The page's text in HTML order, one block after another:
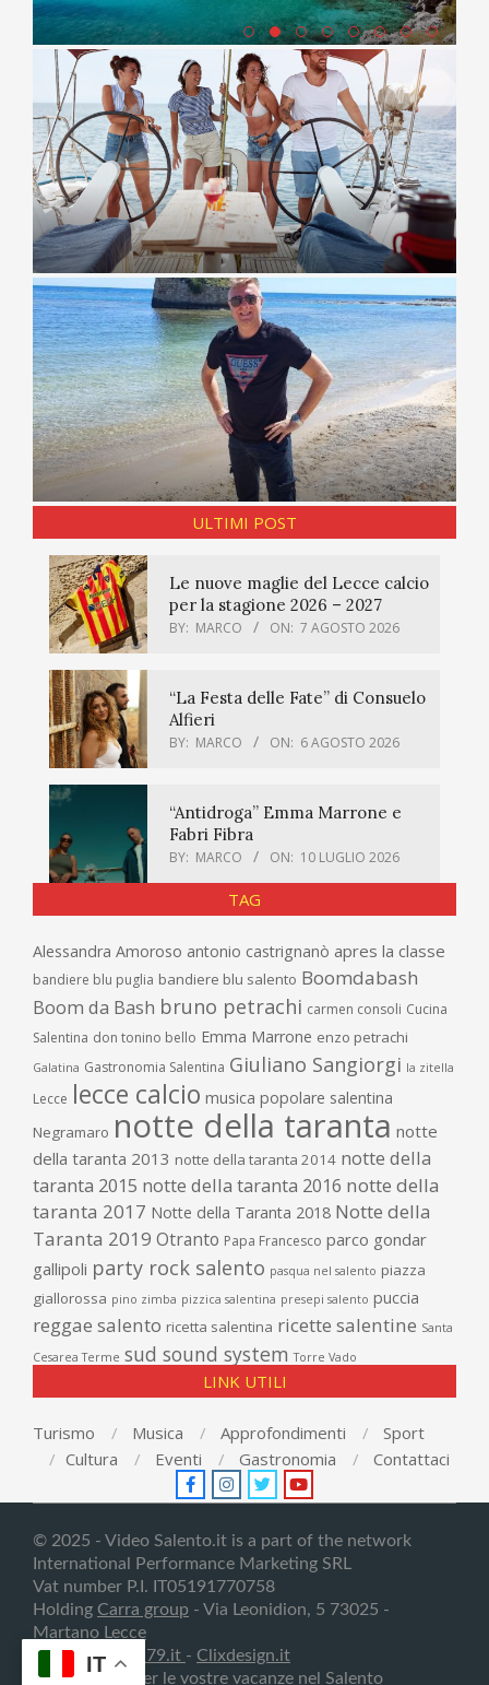
ULTIMI POST
Le nuove maglie del Lecce calcio
per la stagione 2026 – 2027
BY: MARCO ON: 7 AGOSTO 2026
“La Festa delle Fate” di Consuelo
Alfieri
BY: MARCO ON: 6 AGOSTO 2026
“Antidroga” Emma Marrone e
Fabri Fibra
BY: MARCO ON: 10 LUGLIO 2026
TAG
Alessandra Amoroso antonio castrignanò apres la classe
bandiere blu puglia bandiere blu salento Boomdabash
Boom da Bash bruno petrachi carmen consoli Cucina
Salentina don tonino bello Emma Marrone enzo petrachi
Galatina Gastronomia Salentina Giuliano Sangiorgi la zitella
Lecce lecce calcio musica popolare salentina
Negramaro notte della taranta notte
della taranta 2013 notte della taranta 2014 notte della
taranta 2015 notte della taranta 2016 notte della
taranta 2017 Notte della Taranta 2018 Notte della
Taranta 2019 Otranto Papa Francesco parco gondar
gallipoli party rock salento pasqua nel salento piazza
giallorossa pino zimba pizzica salentina presepi salento puccia
reggae salento ricetta salentina ricette salentine Santa
Cesarea Terme sud sound system Torre Vado
LINK UTILI
Turismo Musica Approfondimenti
Sport
Cultura
Eventi Gastronomia Contattaci
© 2025 - Video Salento.it is a part of the network
International Performance Marketing SRL
Vat number P.I. IT05191770758
Holding Carra group - Via Leonidion, 5 73025 -
Martano Lecce
Creativedesign79.it - Clixdesign.it
Contattateci per le vostre vacanze nel Salento
IT